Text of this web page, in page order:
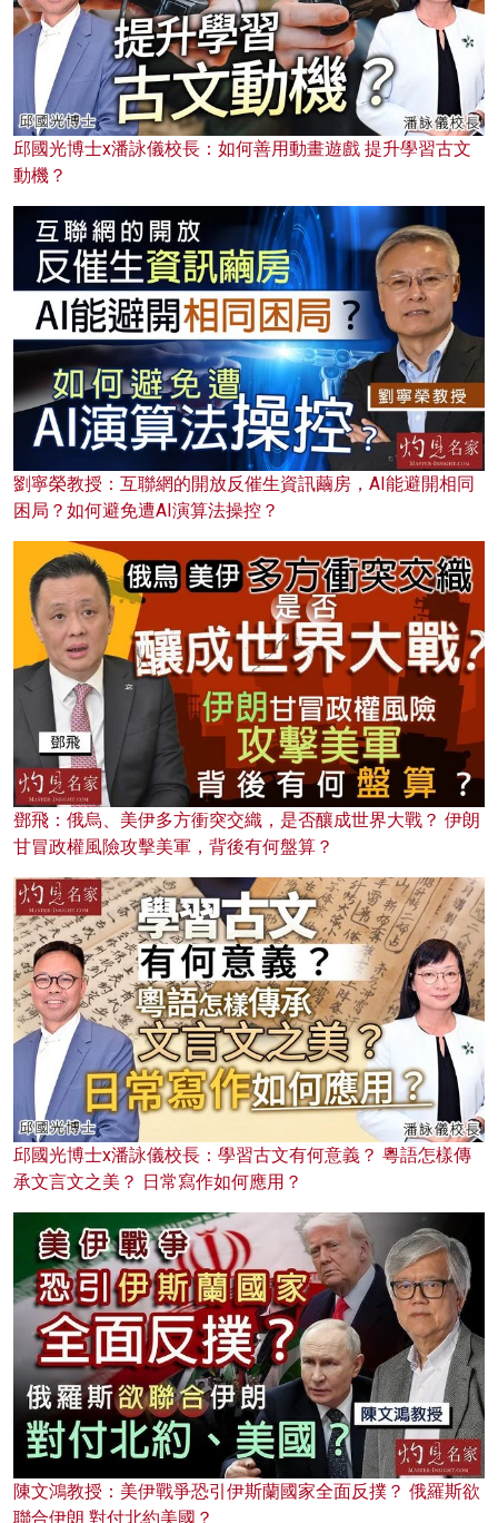
邱國光博士x潘詠儀校長：如何善用動畫遊戲 提升學習古文
動機？
劉寧榮教授：互聯網的開放反催生資訊繭房，AI能避開相同
困局？如何避免遭AI演算法操控？
鄧飛：俄烏、美伊多方衝突交織，是否釀成世界大戰？ 伊朗
甘冒政權風險攻擊美軍，背後有何盤算？
邱國光博士x潘詠儀校長：學習古文有何意義？ 粵語怎樣傳
承文言文之美？ 日常寫作如何應用？
陳文鴻教授：美伊戰爭恐引伊斯蘭國家全面反撲？ 俄羅斯欲
聯合伊朗 對付北約美國？